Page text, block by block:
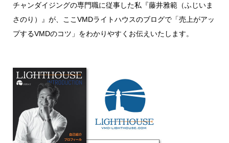
チャンダイジングの専門職に従事した私『藤井雅範（ふじいま
さのり）』が、ここVMDライトハウスのブログで「売上がアッ
プするVMDのコツ」をわかりやすくお伝えいたします。